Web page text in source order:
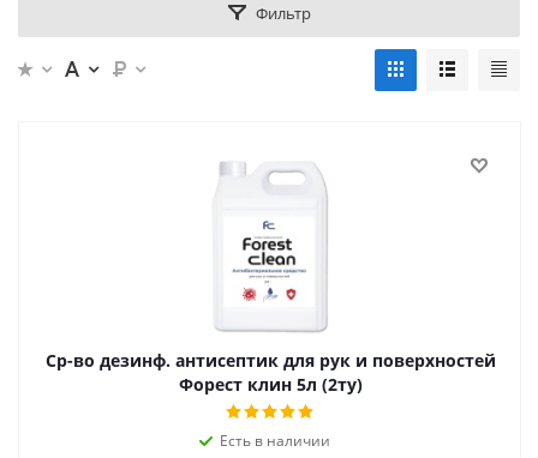
Фильтр
Ср-во дезинф. антисептик для рук и поверхностей
Форест клин 5л (2ту)
Есть в наличии